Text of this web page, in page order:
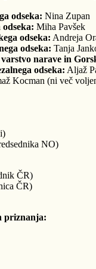
odseka: Nina Zupan
Miha Pavšek
odseka: Andreja
odseka: Tanja
narave in
odseka: Aljaž
Kocman (ni več
NO)
ČR)
ČR)
priznanja: